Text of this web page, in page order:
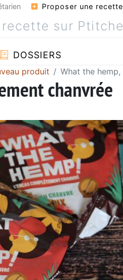
Proposer une recette
DOSSIERS
produit What the
chanvrée